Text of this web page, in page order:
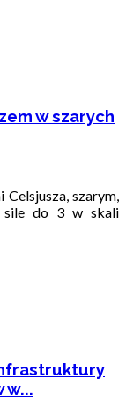
w szarych
szarym,
sile do 3 w skali
w...